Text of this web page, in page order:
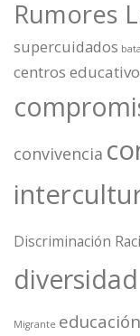
Rumores
supercuidados
centros
convivencia
Discriminación
Migrante educación